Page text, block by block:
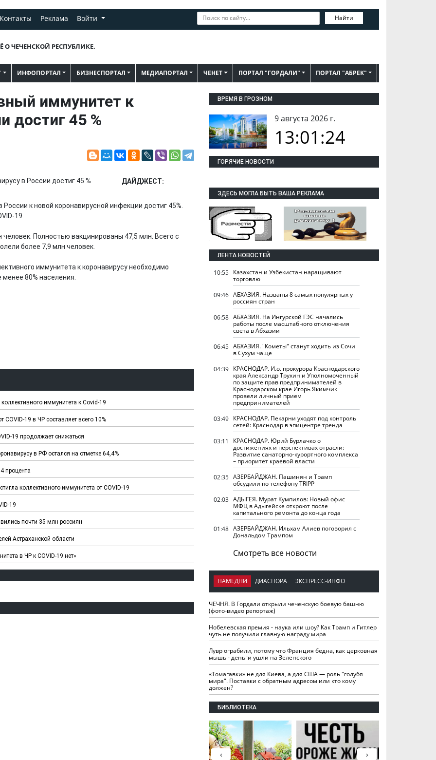
Контакты Реклама Войти Найти
О ЧЕЧЕНСКОЙ РЕСПУБЛИКЕ.
ИНФОПОРТАЛ БИЗНЕСПОРТАЛ МЕДИАПОРТАЛ ЧЕНЕТ ПОРТАЛ "ГОРДАЛИ" ПОРТАЛ "АБРЕК"
иммунитет к
достиг 45 %
ДАЙДЖЕСТ:
к новой коронавирусной инфекции достиг 45%.
19.
Полностью вакцинированы 47,5 млн. Всего с
более 7,9 млн человек.
иммунитета к коронавирусу необходимо
80% населения.
иммунитета к Covid-19
19 в ЧР составляет всего 10%
19 продолжает снижаться
в РФ остался на отметке 64,4%
процента
коллективного иммунитета от COVID-19
19
почти 35 млн россиян
Астраханской области
в ЧР к COVID-19 нет»
ВРЕМЯ В ГРОЗНОМ
9 августа 2026 г.
13:01:25
ГОРЯЧИЕ НОВОСТИ
ЗДЕСЬ МОГЛА БЫТЬ ВАША РЕКЛАМА
ЛЕНТА НОВОСТЕЙ
10:55 Казахстан и Узбекистан наращивают
торговлю
09:46 АБХАЗИЯ. Названы 8 самых популярных у
россиян стран
06:58 АБХАЗИЯ. На Ингурской ГЭС начались
работы после масштабного отключения
света в Абхазии
06:45 АБХАЗИЯ. "Кометы" станут ходить из Сочи
в Сухум чаще
04:39 КРАСНОДАР. И.о. прокурора Краснодарского
края Александр Трухин и Уполномоченный
по защите прав предпринимателей в
Краснодарском крае Игорь Якимчик
провели личный прием
предпринимателей
03:49 КРАСНОДАР. Пекарни уходят под контроль
сетей: Краснодар в эпицентре тренда
03:11
КРАСНОДАР. Юрий Бурлачко о
достижениях и перспективах отрасли:
Развитие санаторно-курортного комплекса
– приоритет краевой власти
02:35 АЗЕРБАЙДЖАН. Пашинян и Трамп
обсудили по телефону TRIPP
02:03 АДЫГЕЯ. Мурат Кумпилов: Новый офис
МФЦ в Адыгейске откроют после
капитального ремонта до конца года
01:48 АЗЕРБАЙДЖАН. Ильхам Алиев поговорил с
Дональдом Трампом
Смотреть все новости
НАМЕДНИ ДИАСПОРА ЭКСПРЕСС-ИНФО
ЧЕЧНЯ. В Гордали открыли чеченскую боевую башню
(фото-видео репортаж)
Нобелевская премия - наука или шоу? Как Трамп и Гитлер
чуть не получили главную награду мира
Лувр ограбили, потому что Франция бедна, как церковная
мышь - деньги ушли на Зеленского
«Томагавки» не для Киева, а для США — роль "голубя
мира". Поставки с обратным адресом или кто кому
должен?
БИБЛИОТЕКА
›
‹